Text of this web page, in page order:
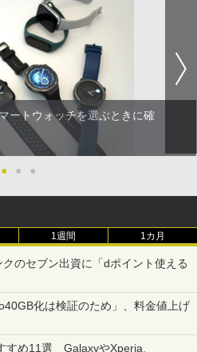
ートウォッチを選ぶときに確
● ● ●
1週間 1カ月
のセブン出資に「dポイント使える
化は検証のため」、料金値上げ
すめ11選 GalaxyやXperia、